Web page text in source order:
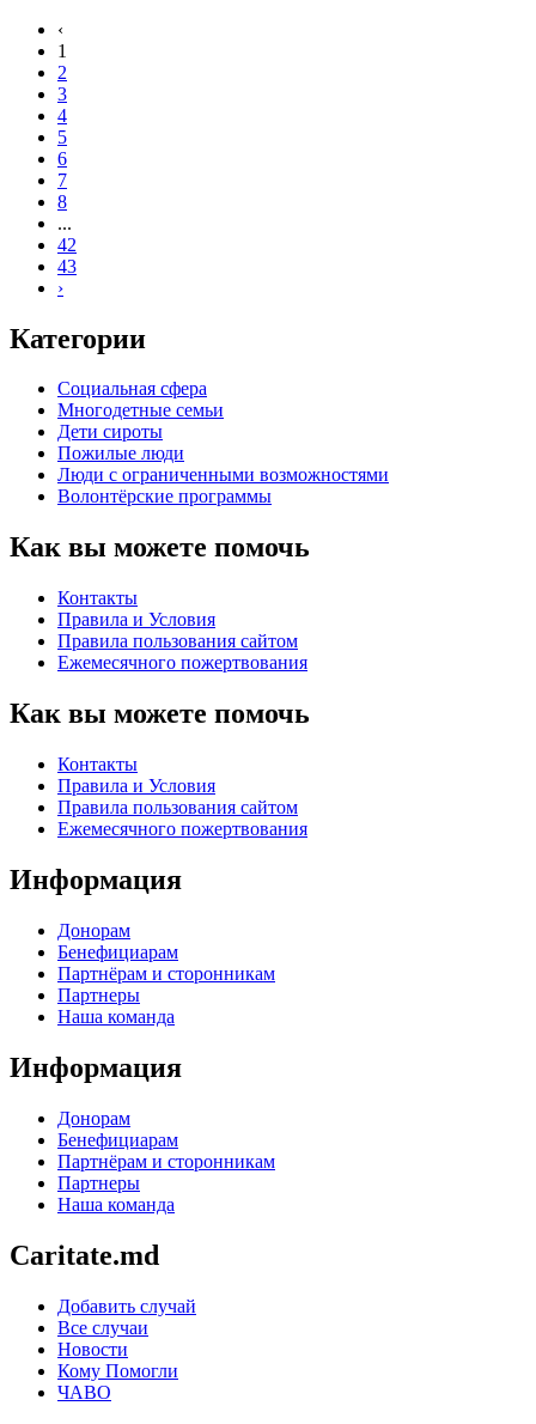
‹
1
2
3
4
5
6
7
8
...
42
43
›
Категории
Социальная сфера
Многодетные семьи
Дети сироты
Пожилые люди
Люди с ограниченными возможностями
Волонтёрские программы
Как вы можете помочь
Контакты
Правила и Условия
Правила пользования сайтом
Eжемесячного пожертвования
Как вы можете помочь
Контакты
Правила и Условия
Правила пользования сайтом
Eжемесячного пожертвования
Информация
Донорам
Бенефициарам
Партнёрам и сторонникам
Партнеры
Наша команда
Информация
Донорам
Бенефициарам
Партнёрам и сторонникам
Партнеры
Наша команда
Caritate.md
Добавить случай
Все случаи
Новости
Кому Помогли
ЧАВО